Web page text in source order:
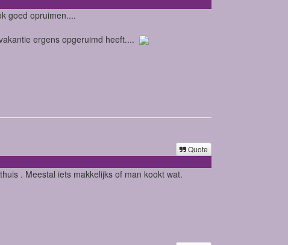
goed opruimen....
ergens opgeruimd heeft....
Quote
. Meestal iets makkelijks of man kookt wat.